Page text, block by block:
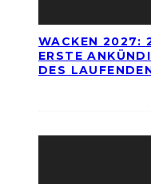
WACKEN 2027:
ERSTE
DES